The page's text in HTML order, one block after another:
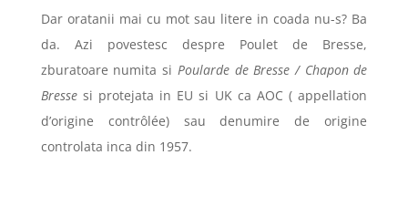
Dar oratanii mai cu mot sau litere in coada nu-s? Ba
da. Azi povestesc despre Poulet de Bresse,
zburatoare numita si Poularde de Bresse / Chapon de
Bresse si protejata in EU si UK ca AOC ( appellation
d’origine contrôlée) sau denumire de origine
controlata inca din 1957.